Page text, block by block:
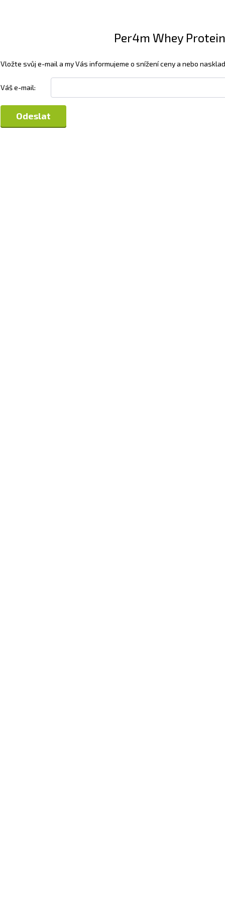
Per4m Whey
Vložte svůj e-mail a my Vás informujeme o snížení ceny a nebo
Váš e-mail: